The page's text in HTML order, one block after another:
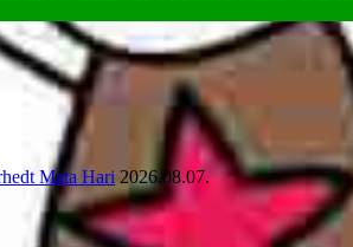
Mata Hari 2026.08.07.